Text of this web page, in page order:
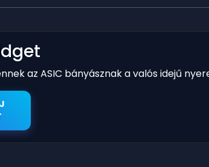
az ASIC bányásznak a valós idejű